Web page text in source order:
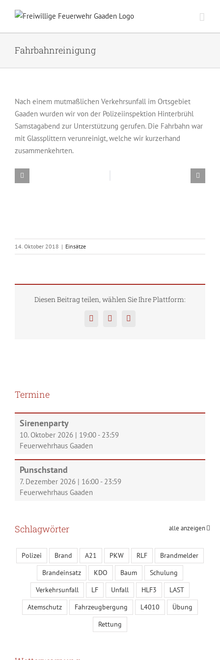
Inhalt
springen
Fahrbahnreinigung
Nach einem mutmaßlichen Verkehrsunfall im Ortsgebiet
Gaaden wurden wir von der Polizeiinspektion Hinterbrühl
Samstagabend zur Unterstützung gerufen. Die Fahrbahn war
mit Glassplittern verunreinigt, welche wir kurzerhand
zusammenkehrten.
14. Oktober 2018 | Einsätze
Diesen Beitrag teilen, wählen Sie Ihre Plattform:
FacebookTwitterPinterest
Termine
Sirenenparty
10. Oktober 2026 | 19:00 - 23:59
Feuerwehrhaus Gaaden
Punschstand
7. Dezember 2026 | 16:00 - 23:59
Feuerwehrhaus Gaaden
alle anzeigen
Schlagwörter
Polizei Brand A21 PKW RLF
Brandmelder
Brandeinsatz
KDO Baum
Schulung
Verkehrsunfall
LF Unfall HLF3
LAST
Atemschutz
Fahrzeugbergung L4010
Übung
Rettung